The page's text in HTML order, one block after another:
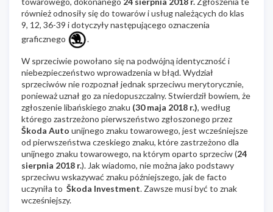
również odnosiły się do towarów i usług należących do klas
9, 12, 36-39 i dotyczyły następującego oznaczenia
graficznego
.
W sprzeciwie powołano się na podwójną identyczność i
niebezpieczeństwo wprowadzenia w błąd. Wydział
sprzeciwów nie rozpoznał jednak sprzeciwu merytorycznie,
ponieważ uznał go za niedopuszczalny. Stwierdził bowiem, że
zgłoszenie libańskiego znaku (30 maja 2018 r.), według
którego zastrzeżono pierwszeństwo zgłoszonego przez
Škoda Auto unijnego znaku towarowego, jest wcześniejsze
od pierwszeństwa czeskiego znaku, które zastrzeżono dla
unijnego znaku towarowego, na którym oparto sprzeciw (24
sierpnia 2018 r.). Jak wiadomo, nie można jako podstawy
sprzeciwu wskazywać znaku późniejszego, jak de facto
uczyniła to Škoda Investment. Zawsze musi być to znak
wcześniejszy.